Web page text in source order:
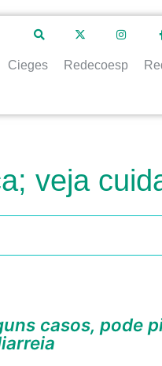
Cieges Redecoesp
veja